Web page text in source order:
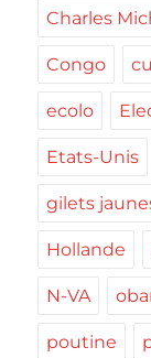
Charles
Congo
ecolo
Etats-Unis
gilets
Hollande
N-VA
poutine